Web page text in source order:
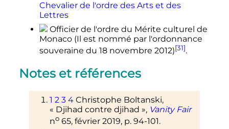
Chevalier de l'ordre des Arts et des
Lettres
Officier de l'ordre du Mérite culturel de
Monaco (Il est nommé par l'ordonnance
souveraine du 18 novembre 2012)[31].
Notes et références
1 2 3 4 Christophe Boltanski,
« Djihad contre djihad », Vanity Fair
no 65, février 2019, p. 94-101.